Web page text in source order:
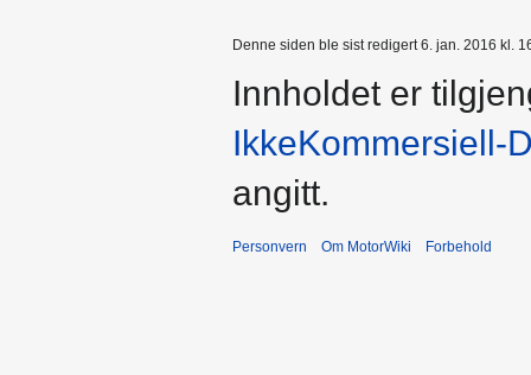
Denne siden ble sist redigert 6. jan. 2016 kl.
Innholdet er
IkkeKommersiell-
angitt.
Personvern Om MotorWiki Forbehold